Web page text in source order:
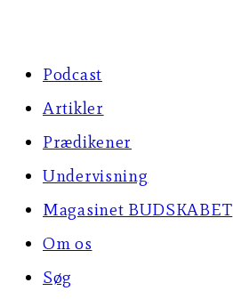
Podcast
Artikler
Prædikener
Undervisning
Magasinet BUDSKABET
Om os
Søg